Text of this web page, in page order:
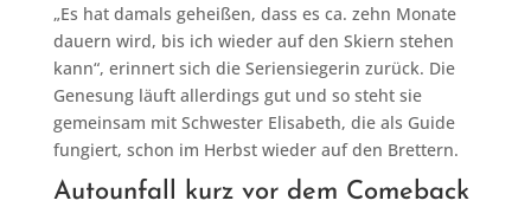
„Es hat damals geheißen, dass es ca. zehn Monate
dauern wird, bis ich wieder auf den Skiern stehen
kann“, erinnert sich die Seriensiegerin zurück. Die
Genesung läuft allerdings gut und so steht sie
gemeinsam mit Schwester Elisabeth, die als Guide
fungiert, schon im Herbst wieder auf den Brettern.
Autounfall kurz vor dem Comeback